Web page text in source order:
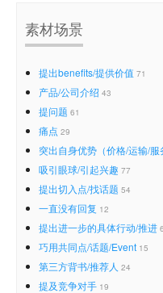
素材场景
提出benefits/提供价值 71
产品/公司介绍 43
提问题 61
痛点 29
突出自身优势（价格/运输/服
吸引眼球/引起兴趣 77
提出切入点/找话题 54
一直没有回复 12
提出进一步的具体行动/推进
巧用共同点/话题/Event 15
第三方背书/推荐人 24
提及竞争对手 19